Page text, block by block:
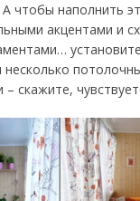
А чтобы наполнить
акцентами и
несколько
– скажите,